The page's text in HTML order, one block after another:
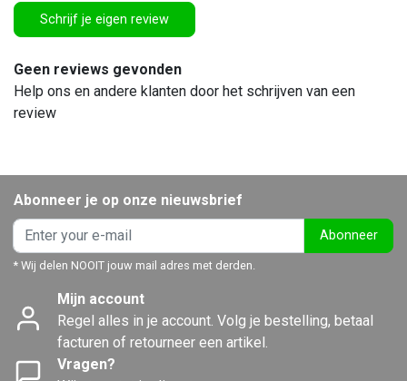
Schrijf je eigen review
Geen reviews gevonden
Help ons en andere klanten door het schrijven van een
review
Abonneer je op onze nieuwsbrief
Abonneer
* Wij delen NOOIT jouw mail adres met derden.
Mijn account
Regel alles in je account. Volg je bestelling, betaal
facturen of retourneer een artikel.
Vragen?